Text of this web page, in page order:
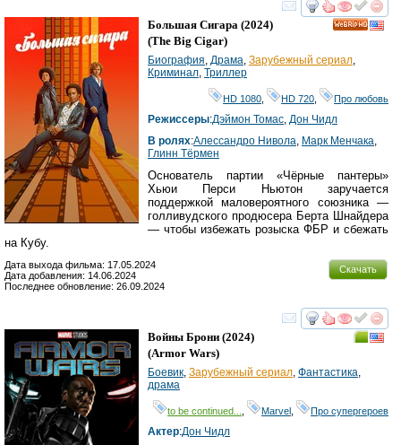
смотреть
Большая Сигара (2024)
(The Big Cigar)
Биография, Драма, Зарубежный сериал,
Криминал, Триллер
HD 1080 HD 720 Про любовь
Режиссеры:Дэймон Томас, Дон Чидл
В ролях:Алессандро Нивола, Марк Менчака,
Глинн Тёрмен
Основатель партии «Чёрные пантеры»
Хьюи Перси Ньютон заручается
поддержкой маловероятного союзника —
голливудского продюсера Берта Шнайдера
— чтобы избежать розыска ФБР и сбежать
на Кубу.
Скачать
Дата выхода фильма: 17.05.2024
Дата добавления: 14.06.2024
Последнее обновление: 26.09.2024
смотреть
Войны Брони (2024)
(Armor Wars)
Боевик, Зарубежный сериал, Фантастика,
драма
to be continued... Marvel Про супергероев
Актер:Дон Чидл